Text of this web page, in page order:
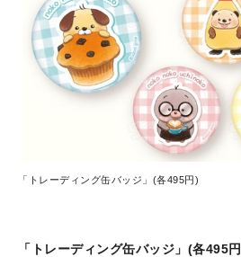
「トレーディング缶バッジ」(各495円)
「トレーディング缶バッジ」(各495